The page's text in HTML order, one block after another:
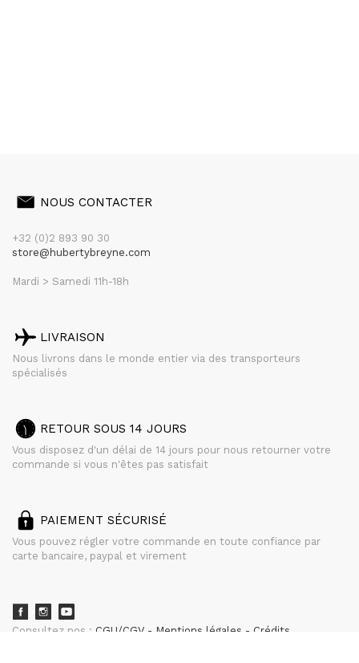
NOUS CONTACTER
+32 (0)2 893 90 30
store@hubertybreyne.com
Mardi > Samedi 11h-18h
LIVRAISON
Nous livrons dans le monde entier via des transporteurs
spécialisés
RETOUR SOUS 14 JOURS
Vous disposez d'un délai de 14 jours pour nous retourner votre
commande si vous n'êtes pas satisfait
PAIEMENT SÉCURISÉ
Vous pouvez régler votre commande en toute confiance par
carte bancaire, paypal et virement
Consultez nos : CGU/CGV Mentions légales
Crédits